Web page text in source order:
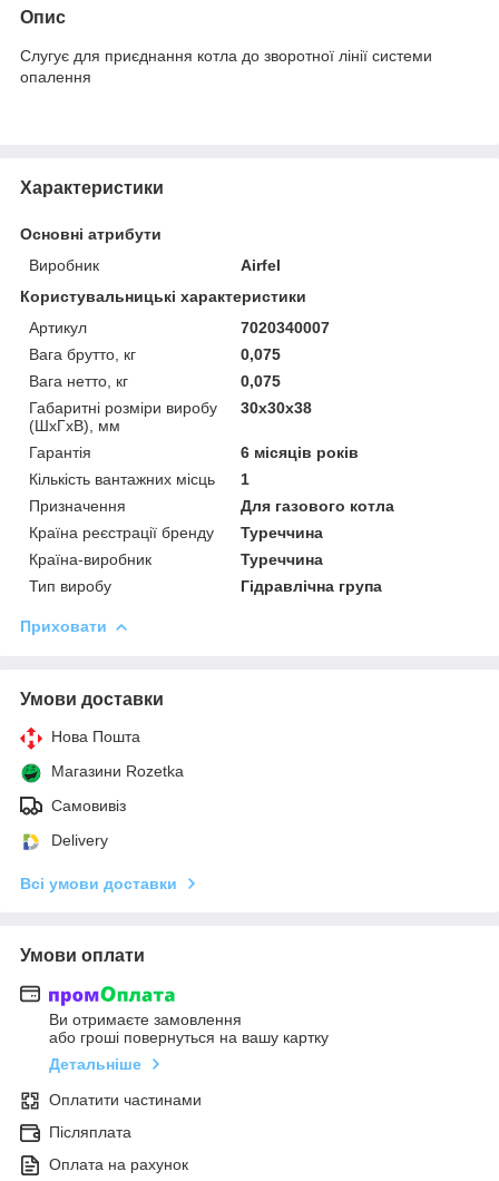
Опис
Слугує для приєднання котла до зворотної лінії системи
опалення
Характеристики
Основні атрибути
Виробник
Airfel
Користувальницькі характеристики
Артикул
7020340007
Вага брутто, кг
0,075
Вага нетто, кг
0,075
Габаритні розміри виробу
(ШхГхВ), мм
30х30х38
Гарантія
6 місяців років
Кількість вантажних місць
1
Призначення
Для газового котла
Країна реєстрації бренду
Туреччина
Країна-виробник
Туреччина
Тип виробу
Гідравлічна група
Приховати
Умови доставки
Нова Пошта
Магазини Rozetka
Самовивіз
Delivery
Всі умови доставки
Умови оплати
Ви отримаєте замовлення
або гроші повернуться на вашу картку
Детальніше
Оплатити частинами
Післяплата
Оплата на рахунок